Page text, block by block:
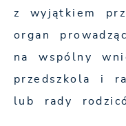
z wyjątkiem
organ
na wspólny
przedszkola i
lub rady